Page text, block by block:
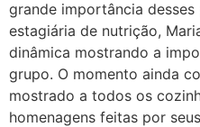
grande importância
estagiária de nutrição,
dinâmica mostrando a
grupo. O momento ainda
mostrado a todos os
homenagens feitas por